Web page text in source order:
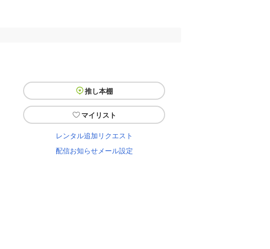
推し本棚
マイリスト
レンタル追加リクエスト
配信お知らせメール設定